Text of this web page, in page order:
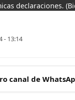
declaraciones.
- 13:14
canal de